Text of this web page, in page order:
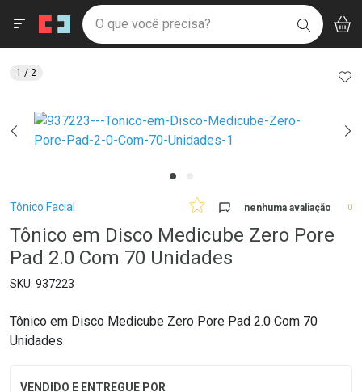
Drogaria São Paulo
Ir direto para a home
pela página
Ir direto para o conteúdo
Ir direto para a busca
Ir direto para a conta
Ir direto para a notificações
Ir direto para o carrinho
Ir direto para o menu
Faça a sua busca
O que você precisa? BUSCAR
Menu
Breadcrumb
Tônico Facial nenhuma avaliação 0
Tônico em Disco Medicube Zero Pore
Pad 2.0 Com 70 Unidades
937223
Tônico em Disco Medicube Zero Pore Pad 2.0 Com 70
Unidades
1 / 2